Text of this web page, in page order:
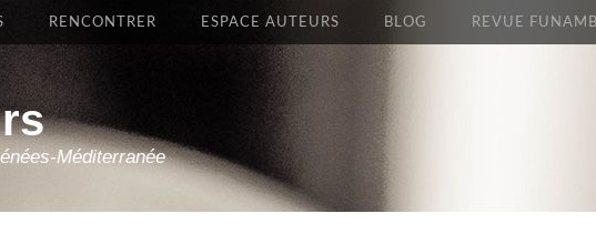
Méditerranée
RENCONTRER ESPACE AUTEURS BLOG REVUE